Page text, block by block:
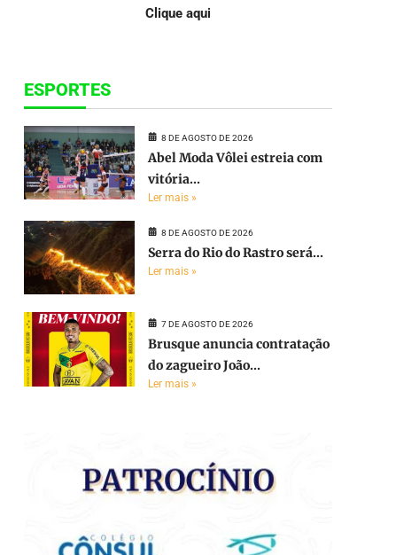
Clique aqui
ESPORTES
8 DE AGOSTO DE 2026
Abel Moda Vôlei estreia com
vitória...
Ler mais »
8 DE AGOSTO DE 2026
Serra do Rio do Rastro será...
Ler mais »
7 DE AGOSTO DE 2026
Brusque anuncia contratação
do zagueiro João...
Ler mais »